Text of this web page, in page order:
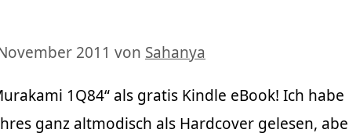
2011 von Sahanya
1Q84“ als gratis Kindle eBook! Ich habe
ganz altmodisch als Hardcover gelesen,